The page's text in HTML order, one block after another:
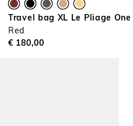
Travel bag XL Le Pliage One
Red
€ 180,00